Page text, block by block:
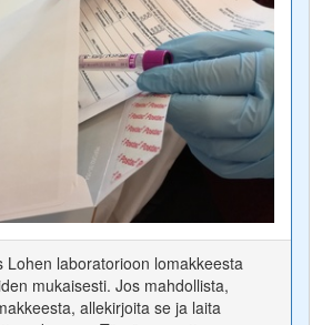
Lohen laboratorioon lomakkeesta
mukaisesti. Jos mahdollista,
allekirjoita se ja laita